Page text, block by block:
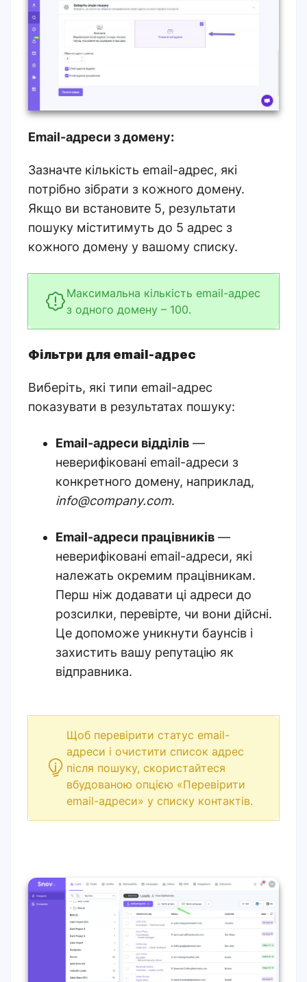
Email-адреси з домену:
Зазначте кількість email-адрес, які
потрібно зібрати з кожного домену.
Якщо ви встановите 5, результати
пошуку міститимуть до 5 адрес з
кожного домену у вашому списку.
Максимальна кількість email-адрес
з одного домену – 100.
Фільтри для email-адрес
Виберіть, які типи email-адрес
показувати в результатах пошуку:
Email-адреси відділів —
неверифіковані email-адреси з
конкретного домену, наприклад,
info@company.com.
Email-адреси працівників —
неверифіковані email-адреси, які
належать окремим працівникам.
Перш ніж додавати ці адреси до
розсилки, перевірте, чи вони дійсні.
Це допоможе уникнути баунсів і
захистить вашу репутацію як
відправника.
Щоб перевірити статус email-
адреси і очистити список адрес
після пошуку, скористайтеся
вбудованою опцією «Перевірити
email-адреси» у списку контактів.